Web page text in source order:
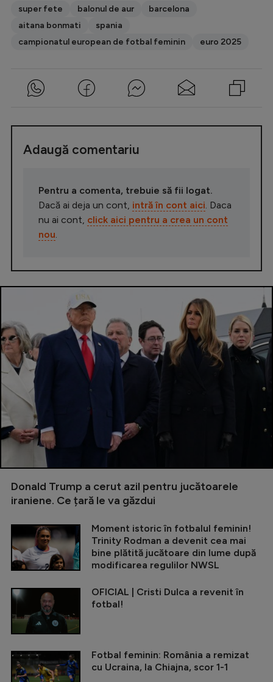
super fete balonul de aur
barcelona
aitana bonmati
spania
campionatul european de fotbal feminin
euro 2025
Adaugă comentariu
Pentru a comenta, trebuie să fii logat.
Dacă ai deja un cont, intră în cont aici. Daca
nu ai cont, click aici pentru a crea un cont
nou.
Donald Trump a cerut azil pentru jucătoarele
iraniene. Ce țară le va găzdui
Moment istoric în fotbalul feminin!
Trinity Rodman a devenit cea mai
bine plătită jucătoare din lume după
modificarea regulilor NWSL
OFICIAL | Cristi Dulca a revenit în
fotbal!
Fotbal feminin: România a remizat
cu Ucraina, la Chiajna, scor 1-1